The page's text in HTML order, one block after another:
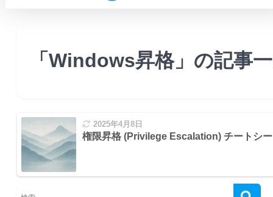
ン関連
「Windows昇格」の記事
2025年4月8日
権限昇格 (Privilege Escalation) チートシ